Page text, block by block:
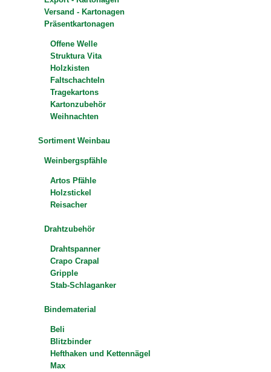
Versand - Kartonagen
Präsentkartonagen
Offene Welle
Struktura Vita
Holzkisten
Faltschachteln
Tragekartons
Kartonzubehör
Weihnachten
Sortiment Weinbau
Weinbergspfähle
Artos Pfähle
Holzstickel
Reisacher
Drahtzubehör
Drahtspanner
Crapo Crapal
Gripple
Stab-Schlaganker
Bindematerial
Beli
Blitzbinder
Hefthaken und Kettennägel
Max